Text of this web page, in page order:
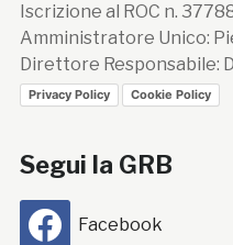
Iscrizione al ROC n.
Amministratore Unico:
Direttore Responsabile:
Privacy Policy Cookie Policy
Segui la GRB
Facebook